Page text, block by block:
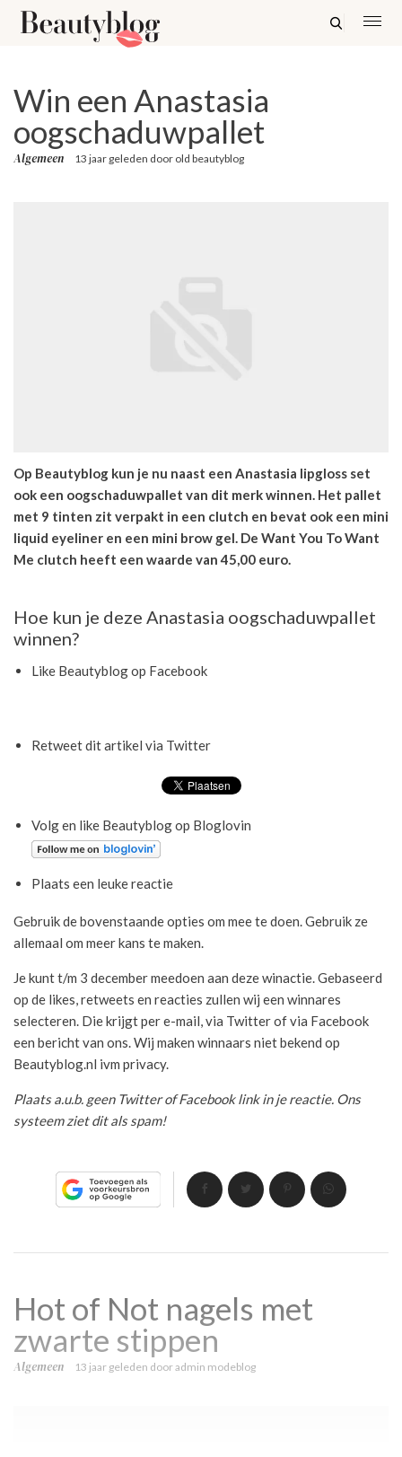
Win een Anastasia
oogschaduwpallet
Algemeen 13 jaar geleden door old beautyblog
Op Beautyblog kun je nu naast een Anastasia lipgloss set
ook een oogschaduwpallet van dit merk winnen. Het pallet
met 9 tinten zit verpakt in een clutch en bevat ook een mini
liquid eyeliner en een mini brow gel. De Want You To Want
Me clutch heeft een waarde van 45,00 euro.
Hoe kun je deze Anastasia oogschaduwpallet
winnen?
Like Beautyblog op Facebook
Retweet dit artikel via Twitter
Volg en like Beautyblog op Bloglovin
Plaats een leuke reactie
Gebruik de bovenstaande opties om mee te doen. Gebruik ze
allemaal om meer kans te maken.
Je kunt t/m 3 december meedoen aan deze winactie. Gebaseerd
op de likes, retweets en reacties zullen wij een winnares
selecteren. Die krijgt per e-mail, via Twitter of via Facebook
een bericht van ons. Wij maken winnaars niet bekend op
Beautyblog.nl ivm privacy.
Plaats a.u.b. geen Twitter of Facebook link in je reactie. Ons
systeem ziet dit als spam!
Hot of Not nagels met
zwarte stippen
Algemeen 13 jaar geleden dooradmin modeblog